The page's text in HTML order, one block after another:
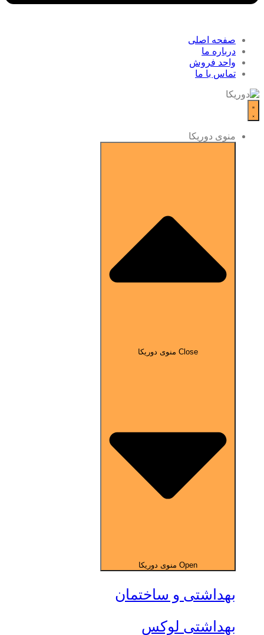
صفحه اصلی
درباره ما
واحد فروش
تماس با ما
منوی دوریکا
Close منوی دوریکا
Open منوی دوریکا
بهداشتی و ساختمان
بهداشتی لوکس